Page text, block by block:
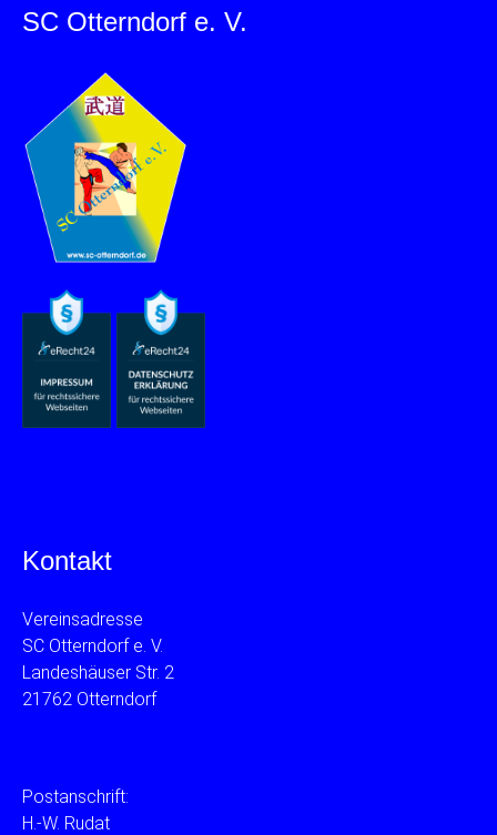
SC Otterndorf e. V.
Kontakt
Vereinsadresse
SC Otterndorf e. V.
Landeshäuser Str. 2
21762 Otterndorf
Postanschrift:
H.-W. Rudat